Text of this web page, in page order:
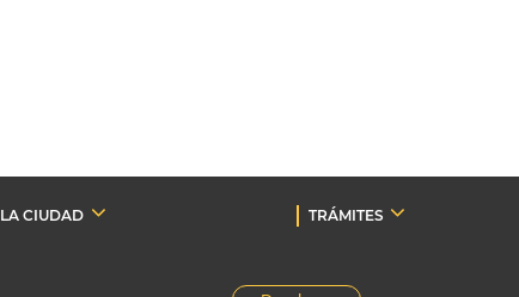
LA CIUDAD TRÁMITES